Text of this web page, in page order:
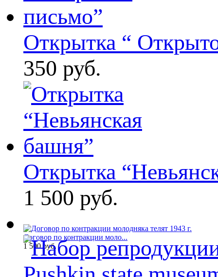
Открытка “
350 руб.
Открытка
1 500 руб.
Договор по контракции моло...
1 500 руб.